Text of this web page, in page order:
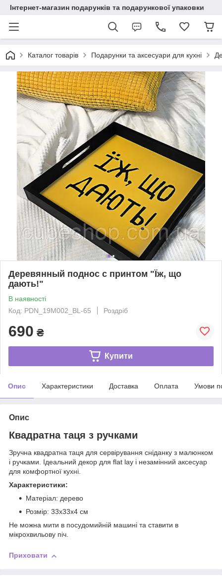
Інтернет-магазин подарунків та подарункової упаковки
Каталог товарів Подарунки та аксесуари для кухні
Деревянный поднос с принтом "Їж, що
дають!"
В наявності
Код: PDN_19M002_BL-65
Роздріб
690 ₴
Купити
Опис Характеристики Доставка Оплата Умови
Опис
Квадратна таця з ручками
Зручна квадратна таця для сервірування сніданку з малюнком
і ручками. Ідеальний декор для flat lay і незамінний аксесуар
для комфортної кухні.
Характеристики:
Матеріал: дерево
Розмір: 33х33х4 см
Не можна мити в посудомийній машині та ставити в
мікрохвильову піч.
Приховати